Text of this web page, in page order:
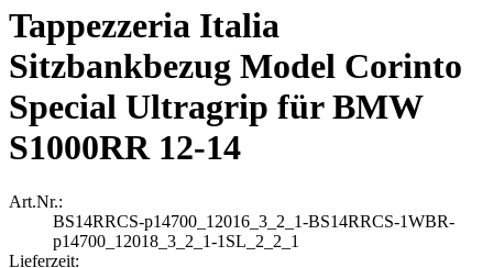
Tappezzeria Italia
Sitzbankbezug Model Corinto
Special Ultragrip für BMW
S1000RR 12-14
Art.Nr.:
BS14RRCS-p14700_12016_3_2_1-BS14RRCS-1WBR-
p14700_12018_3_2_1-1SL_2_2_1
Lieferzeit: